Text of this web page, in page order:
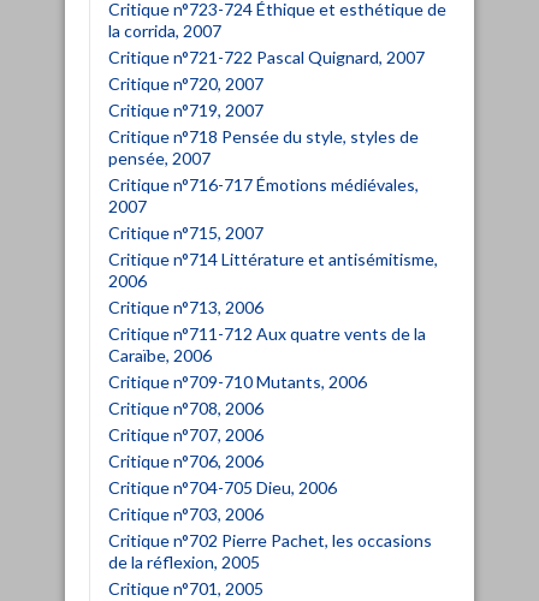
Critique n°723-724 Éthique et esthétique de
la corrida, 2007
Critique n°721-722 Pascal Quignard, 2007
Critique n°720, 2007
Critique n°719, 2007
Critique n°718 Pensée du style, styles de
pensée, 2007
Critique n°716-717 Émotions médiévales,
2007
Critique n°715, 2007
Critique n°714 Littérature et antisémitisme,
2006
Critique n°713, 2006
Critique n°711-712 Aux quatre vents de la
Caraïbe, 2006
Critique n°709-710 Mutants, 2006
Critique n°708, 2006
Critique n°707, 2006
Critique n°706, 2006
Critique n°704-705 Dieu, 2006
Critique n°703, 2006
Critique n°702 Pierre Pachet, les occasions
de la réflexion, 2005
Critique n°701, 2005